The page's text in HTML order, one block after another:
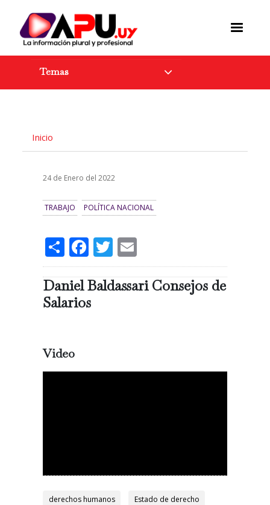
Temas
Inicio
24 de Enero del 2022
TRABAJO POLÍTICA NACIONAL
ShareFacebook
Twitter
Daniel Baldassari Consejos de
Salarios
Video
derechos humanos Estado de derecho